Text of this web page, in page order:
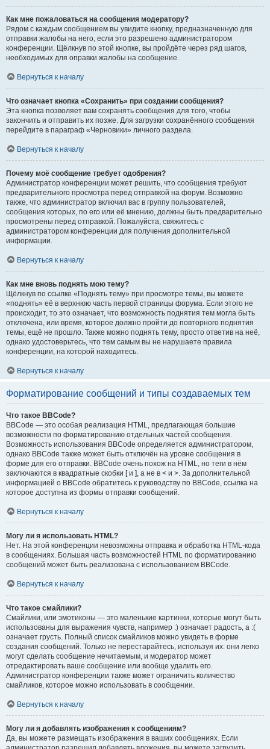
Как мне пожаловаться на сообщения модератору?
Рядом с каждым сообщением вы увидите кнопку, предназначенную для
отправки жалобы на него, если это разрешено администратором
конференции. Щёлкнув по этой кнопке, вы пройдёте через ряд шагов,
необходимых для оправки жалобы на сообщение.
Вернуться к началу
Что означает кнопка «Сохранить» при создании сообщения?
Эта кнопка позволяет вам сохранять сообщения для того, чтобы
закончить и отправить их позже. Для загрузки сохранённого сообщения
перейдите в параграф «Черновики» личного раздела.
Вернуться к началу
Почему моё сообщение требует одобрения?
Администратор конференции может решить, что сообщения требуют
предварительного просмотра перед отправкой на форум. Возможно
также, что администратор включил вас в группу пользователей,
сообщения которых, по его или её мнению, должны быть предварительно
просмотрены перед отправкой. Пожалуйста, свяжитесь с
администратором конференции для получения дополнительной
информации.
Вернуться к началу
Как мне вновь поднять мою тему?
Щёлкнув по ссылке «Поднять тему» при просмотре темы, вы можете
«поднять» её в верхнюю часть первой страницы форума. Если этого не
происходит, то это означает, что возможность поднятия тем могла быть
отключена, или время, которое должно пройти до повторного поднятия
темы, ещё не прошло. Также можно поднять тему, просто ответив на неё,
однако удостоверьтесь, что тем самым вы не нарушаете правила
конференции, на которой находитесь.
Вернуться к началу
Форматирование сообщений и типы создаваемых тем
Что такое BBCode?
BBCode — это особая реализация HTML, предлагающая большие
возможности по форматированию отдельных частей сообщения.
Возможность использования BBCode определяется администратором,
однако BBCode также может быть отключён на уровне сообщения в
форме для его отправки. BBCode очень похож на HTML, но теги в нём
заключаются в квадратные скобки [ и ], а не в < и >. За дополнительной
информацией о BBCode обратитесь к руководству по BBCode, ссылка на
которое доступна из формы отправки сообщений.
Вернуться к началу
Могу ли я использовать HTML?
Нет. На этой конференции невозможны отправка и обработка HTML-кода
в сообщениях. Большая часть возможностей HTML по форматированию
сообщений может быть реализована с использованием BBCode.
Вернуться к началу
Что такое смайлики?
Смайлики, или эмотиконы — это маленькие картинки, которые могут быть
использованы для выражения чувств, например :) означает радость, а :(
означает грусть. Полный список смайликов можно увидеть в форме
создания сообщений. Только не перестарайтесь, используя их: они легко
могут сделать сообщение нечитаемым, и модератор может
отредактировать ваше сообщение или вообще удалить его.
Администратор конференции также может ограничить количество
смайликов, которое можно использовать в сообщении.
Вернуться к началу
Могу ли я добавлять изображения к сообщениям?
Да, вы можете размещать изображения в ваших сообщениях. Если